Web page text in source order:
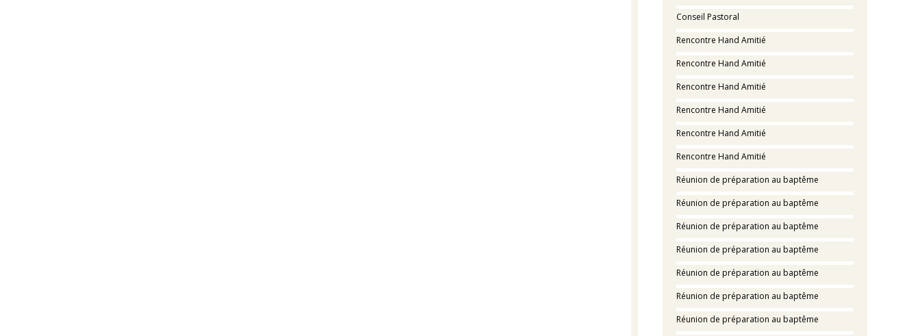
Conseil Pastoral
Rencontre Hand Amitié
Rencontre Hand Amitié
Rencontre Hand Amitié
Rencontre Hand Amitié
Rencontre Hand Amitié
Rencontre Hand Amitié
Réunion de préparation au baptême
Réunion de préparation au baptême
Réunion de préparation au baptême
Réunion de préparation au baptême
Réunion de préparation au baptême
Réunion de préparation au baptême
Réunion de préparation au baptême